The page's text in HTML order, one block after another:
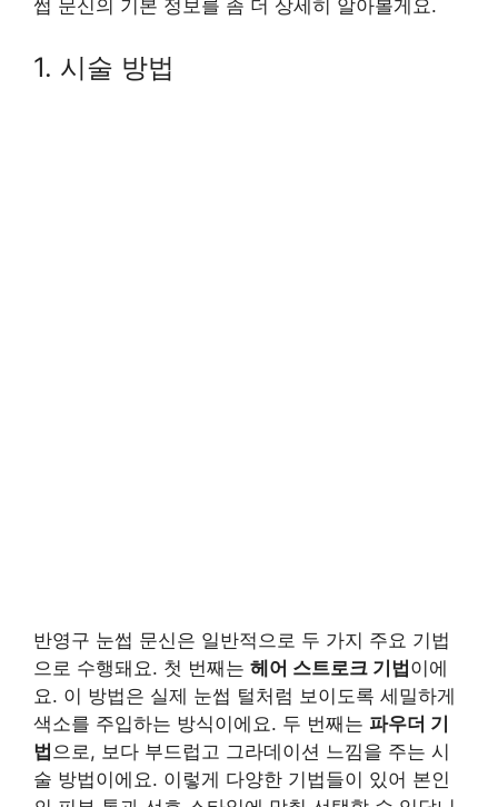
썹 문신의 기본 정보를 좀 더 상세히 알아볼게요.
1. 시술 방법
반영구 눈썹 문신은 일반적으로 두 가지 주요 기법
으로 수행돼요. 첫 번째는 헤어 스트로크 기법 이에
요. 이 방법은 실제 눈썹 털처럼 보이도록 세밀하게
색소를 주입하는 방식이에요. 두 번째는 파우더 기
법 으로, 보다 부드럽고 그라데이션 느낌을 주는 시
술 방법이에요. 이렇게 다양한 기법들이 있어 본인